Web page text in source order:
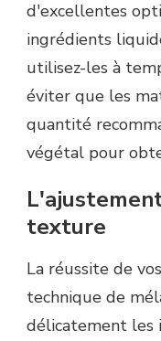
d'excellentes
ingrédients
utilisez-les à
éviter que les
quantité
végétal pour
texture
La réussite de
technique de
délicatement les